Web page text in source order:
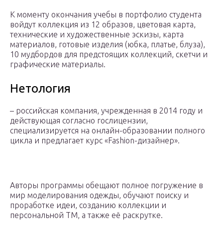
К моменту окончания учебы в портфолио студента
войдут коллекция из 12 образов, цветовая карта,
технические и художественные эскизы, карта
материалов, готовые изделия (юбка, платье, блуза),
10 мудбордов для предстоящих коллекций, скетчи и
графические материалы.
Нетология
– российская компания, учрежденная в 2014 году и
действующая согласно гослицензии,
специализируется на онлайн-образовании полного
цикла и предлагает курс «Fashion-дизайнер».
Авторы программы обещают полное погружение в
мир моделирования одежды, обучают поиску и
проработке идеи, созданию коллекции и
персональной ТМ, а также её раскрутке.